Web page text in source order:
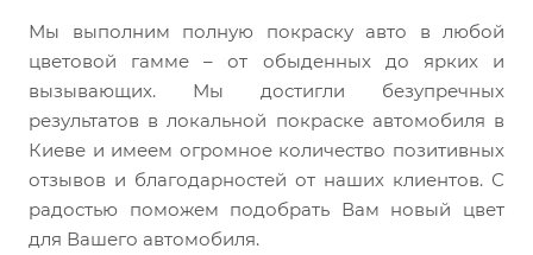
Мы выполним полную покраску авто в любой
цветовой гамме – от обыденных до ярких и
вызывающих. Мы достигли безупречных
результатов в локальной покраске автомобиля в
Киеве и имеем огромное количество позитивных
отзывов и благодарностей от наших клиентов. С
радостью поможем подобрать Вам новый цвет
для Вашего автомобиля.